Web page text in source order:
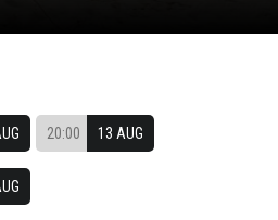
20:00 13 AUG